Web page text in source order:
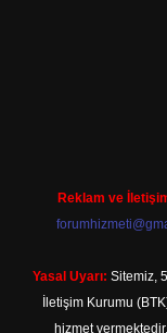
Reklam ve
Yasal Uyarı: Sitemiz,
İletişim Kurumu
hizmet